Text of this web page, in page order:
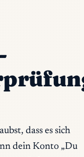
dass es sich
dein Konto „Du